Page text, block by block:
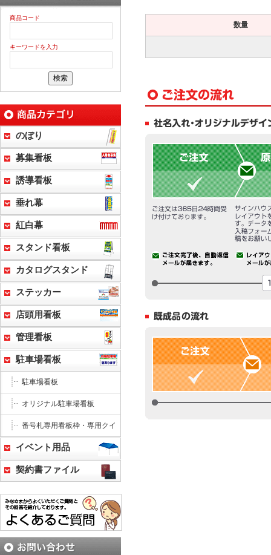
数量
商品コード
キーワードを入力
のぼり
募集看板
誘導看板
垂れ幕
紅白幕
スタンド看板
カタログスタンド
ステッカー
店頭用看板
管理看板
駐車場看板
駐車場看板
オリジナル駐車場看板
番号札専用看板枠・専用クイ
イベント用品
契約書ファイル